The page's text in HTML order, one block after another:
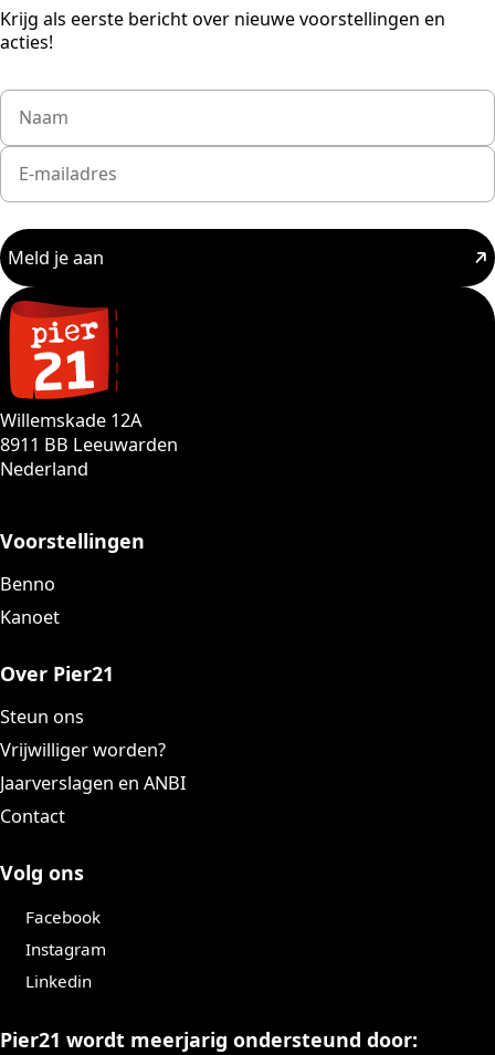
Krijg als eerste bericht over nieuwe voorstellingen en
acties!
Meld je aan
Willemskade 12A
8911 BB Leeuwarden
Nederland
Voorstellingen
Benno
Kanoet
Over Pier21
Steun ons
Vrijwilliger worden?
Jaarverslagen en ANBI
Contact
Volg ons
Facebook
Instagram
Linkedin
Pier21 wordt meerjarig ondersteund door: